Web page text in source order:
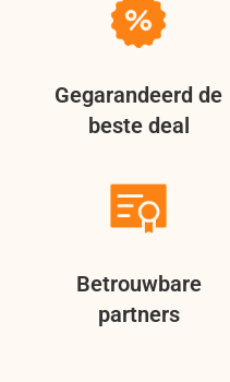
Gegarandeerd de
beste deal
Betrouwbare
partners